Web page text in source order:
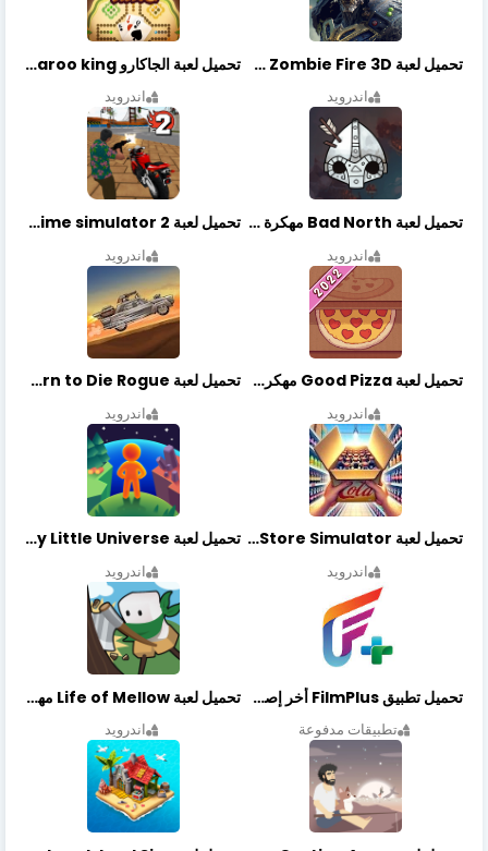
تحميل لعبة Zombie Fire 3D مهكرة آخر إصدار
اندرويد
تحميل لعبة الجاكارو jackaroo king آخر إصدار
اندرويد
تحميل لعبة Bad North مهكرة آخر إصدار
اندرويد
تحميل لعبة Vegas crime simulator 2 مهكرة اخر اصدار
اندرويد
تحميل لعبة Good Pizza مهكرة اخر اصدار
اندرويد
تحميل لعبة Earn to Die Rogue مهكرة اخر اصدار
اندرويد
تحميل لعبة Retail Store Simulator مهكرة اخر اصدار
اندرويد
تحميل لعبة My Little Universe مهكرة أخر إصدار
اندرويد
تحميل تطبيق FilmPlus أخر إصدار
تطبيقات مدفوعة
تحميل لعبة Life of Mellow مهكرة أخر إصدار
اندرويد